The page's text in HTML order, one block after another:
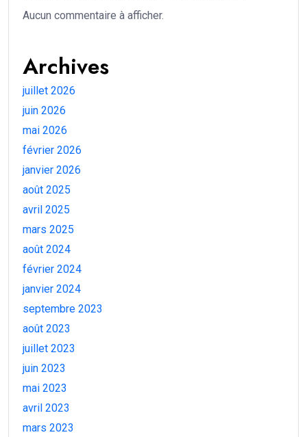
Aucun commentaire à afficher.
Archives
juillet 2026
juin 2026
mai 2026
février 2026
janvier 2026
août 2025
avril 2025
mars 2025
août 2024
février 2024
janvier 2024
septembre 2023
août 2023
juillet 2023
juin 2023
mai 2023
avril 2023
mars 2023